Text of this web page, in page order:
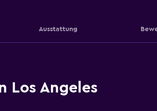
Ausstattung
Los Angeles